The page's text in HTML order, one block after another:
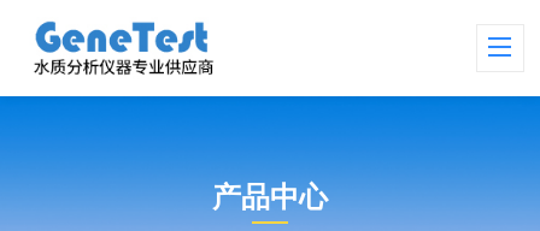
产品中心